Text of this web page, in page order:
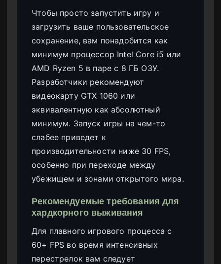
Чтобы просто запустить игру и
загрузить ваше пользовательское
сохранение, вам понадобится как
минимум процессор Intel Core i5 или
AMD Ryzen 5 в паре с 8 ГБ ОЗУ.
Разработчики рекомендуют
видеокарту GTX 1060 или
эквивалентную как абсолютный
минимум. Запуск игры на чем-то
слабее приведет к
производительности ниже 30 FPS,
особенно при переходе между
убежищем и зонами открытого мира.
Рекомендуемые требования для
хардкорного выживания
Для плавного игрового процесса с
60+ FPS во время интенсивных
перестрелок вам следует